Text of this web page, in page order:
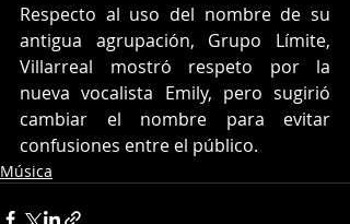
Respecto al uso del nombre de su
antigua agrupación, Grupo Límite,
Villarreal mostró respeto por la
nueva vocalista Emily, pero sugirió
cambiar el nombre para evitar
confusiones entre el público.
Música